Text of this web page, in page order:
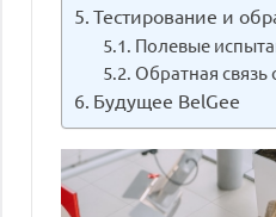
Тестирование и
Полевые
Обратная связь
Будущее BelGee